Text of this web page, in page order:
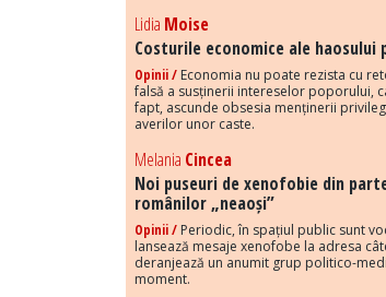
Lidia Moise
Costurile economice ale haosului
Opinii / Economia nu poate rezista cu
falsă a susținerii intereselor poporului,
fapt, ascunde obsesia menținerii
averilor unor caste.
Melania Cincea
Noi puseuri de xenofobie din
românilor „neaoși”
Opinii / Periodic, în spațiul public sunt
lansează mesaje xenofobe la adresa
deranjează un anumit grup politico-
moment.